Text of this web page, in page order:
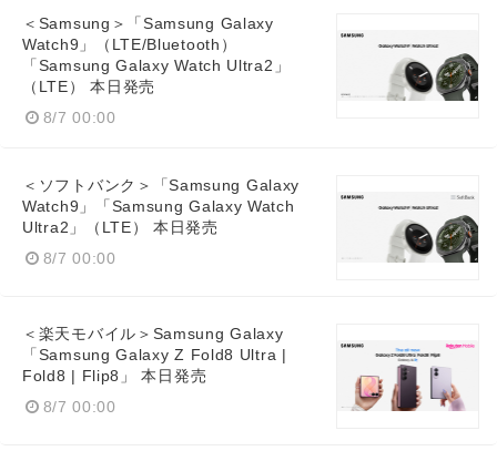
＜Samsung＞「Samsung Galaxy
Watch9」（LTE/Bluetooth）
「Samsung Galaxy Watch Ultra2」
（LTE） 本日発売
8/7 00:00
＜ソフトバンク＞「Samsung Galaxy
Watch9」「Samsung Galaxy Watch
Ultra2」（LTE） 本日発売
8/7 00:00
＜楽天モバイル＞Samsung Galaxy
「Samsung Galaxy Z Fold8 Ultra |
Fold8 | Flip8」 本日発売
8/7 00:00